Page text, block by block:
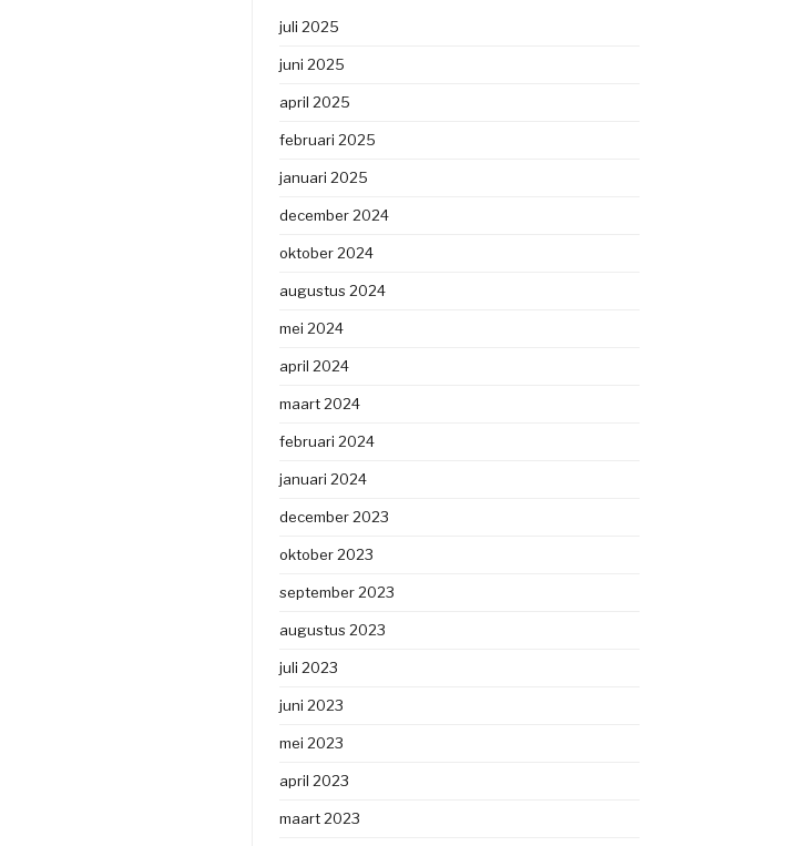
juli 2025
juni 2025
april 2025
februari 2025
januari 2025
december 2024
oktober 2024
augustus 2024
mei 2024
april 2024
maart 2024
februari 2024
januari 2024
december 2023
oktober 2023
september 2023
augustus 2023
juli 2023
juni 2023
mei 2023
april 2023
maart 2023